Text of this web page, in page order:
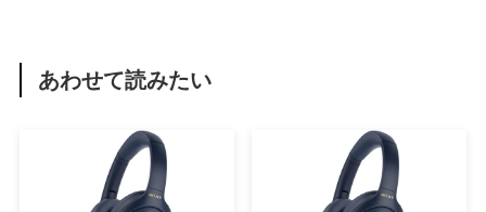
あわせて読みたい